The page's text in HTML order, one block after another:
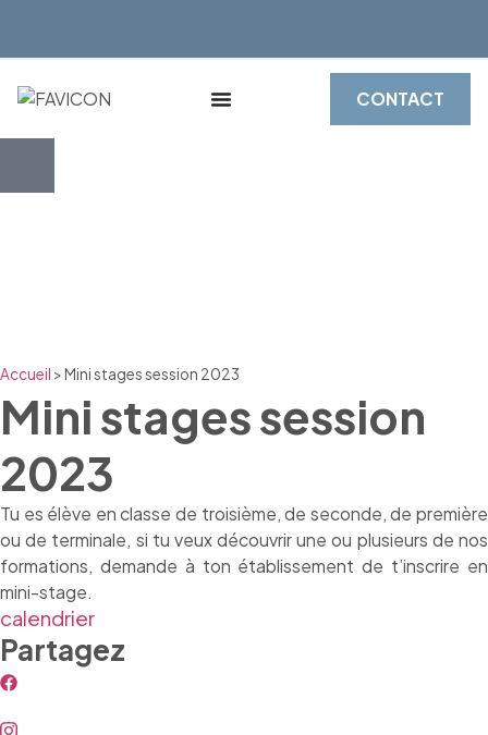
CONTACT
Accueil >Mini stages session 2023
Mini stages session
2023
Tu es élève en classe de troisième, de seconde, de première
ou de terminale, si tu veux découvrir une ou plusieurs de nos
formations, demande à ton établissement de t’inscrire en
mini-stage.
calendrier
Partagez